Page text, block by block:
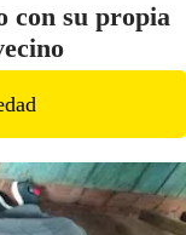
con su propia